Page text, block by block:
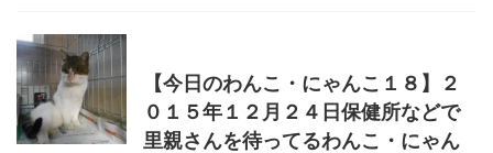
【今日のわんこ・にゃんこ１８】２
０１５年１２月２４日保健所などで
里親さんを待ってるわんこ・にゃん